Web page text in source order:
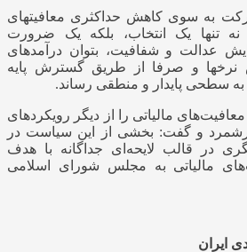
به سوی کاهش حداکثری معافیتهای
نه تنها یک انتخاب، بلکه یک ضرورت
عدالت و شفافیت، بتوان درآمدهای
نرخ‏ها و صرفا از طریق گسترش پایه
به سطحی پایدار و منطقی رساند.
مالیاتی را از دیگر رویکردهای
و گفت: بخشی از این سیاست در
در قالب لایحه‌ای جداگانه با هدف
مالیاتی به مجلس شورای اسلامی
ایران